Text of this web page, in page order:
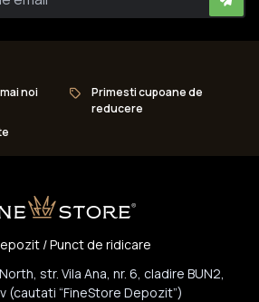
noi
Primesti cupoane de
reducere
/ Punct de ridicare
str. Vila Ana, nr. 6, cladire BUN2,
(cautati “FineStore Depozit”)